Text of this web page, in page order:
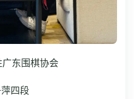
东围棋协会
四段